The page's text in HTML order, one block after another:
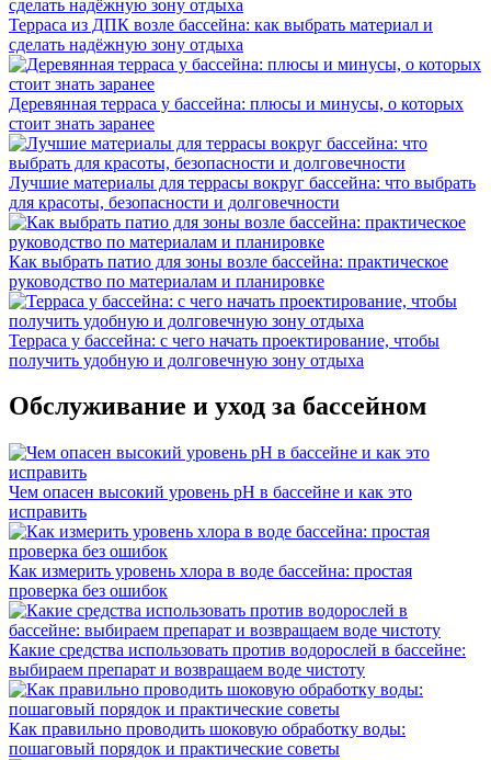
Терраса из ДПК возле бассейна: как выбрать материал и
сделать надёжную зону отдыха
Деревянная терраса у бассейна: плюсы и минусы, о которых
стоит знать заранее
Лучшие материалы для террасы вокруг бассейна: что выбрать
для красоты, безопасности и долговечности
Как выбрать патио для зоны возле бассейна: практическое
руководство по материалам и планировке
Терраса у бассейна: с чего начать проектирование, чтобы
получить удобную и долговечную зону отдыха
Обслуживание и уход за бассейном
Чем опасен высокий уровень pH в бассейне и как это
исправить
Как измерить уровень хлора в воде бассейна: простая
проверка без ошибок
Какие средства использовать против водорослей в бассейне:
выбираем препарат и возвращаем воде чистоту
Как правильно проводить шоковую обработку воды:
пошаговый порядок и практические советы